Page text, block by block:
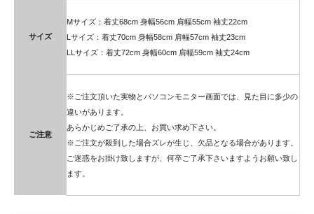
サイズ
Mサイズ：着丈68cm 身幅56cm 肩幅55cm 袖丈22cm
Lサイズ：着丈70cm 身幅58cm 肩幅57cm 袖丈23cm
LLサイズ：着丈72cm 身幅60cm 肩幅59cm 袖丈24cm
ご注意
※ご注文頂いた実物とパソコンモニター画面では、見た目に多少の
違いがあります。
あらかじめご了承の上、お買い求め下さい。
※ご注文が殺到した場合ズレが生じ、欠品となる場合があります。
ご迷惑をお掛け致しますが、何卒ご了承下さいますようお願い致し
ます。